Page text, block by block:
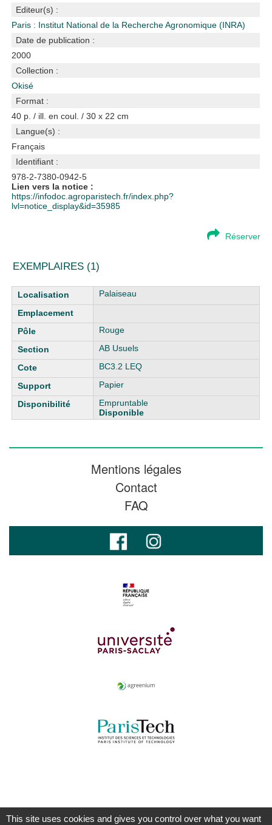
Editeur(s) :
Paris : Institut National de la Recherche Agronomique (INRA)
Date de publication :
2000
Collection :
Okisé
Format :
40 p. / ill. en coul. / 30 x 22 cm
Langue(s) :
Français
Identifiant :
978-2-7380-0942-5
Lien vers la notice :
https://infodoc.agroparistech.fr/index.php?
lvl=notice_display&id=35985
Réserver
EXEMPLAIRES (1)
Liste des exemplaires Palaiseau
Rouge
AB Usuels
BC3.2 LEQ
Papier
Empruntable
Disponible
Mentions légales
Contact
FAQ
This site uses cookies and gives you control over what you want